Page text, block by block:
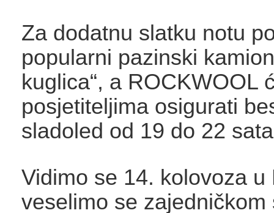
Za dodatnu slatku notu
popularni pazinski
kuglica“, a ROCKWOOL
posjetiteljima osigurati
sladoled od 19 do 22
Vidimo se 14. kolovoza u
veselimo se zajedničkom